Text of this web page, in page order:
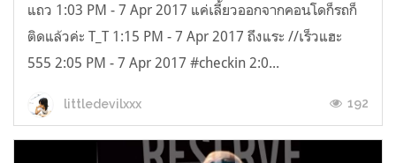
แถว 1:03 PM - 7 Apr 2017 แค่เลี้ยวออกจากคอนโดก็รถก็
ติดแล้วค่ะ T_T 1:15 PM - 7 Apr 2017 ถึงแระ //เร็วแฮะ
555 2:05 PM - 7 Apr 2017 #checkin 2:0...
littledevilxxx 192